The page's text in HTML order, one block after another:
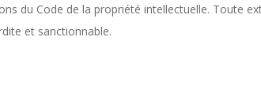
du Code de la propriété intellectuelle. Toute
et sanctionnable.